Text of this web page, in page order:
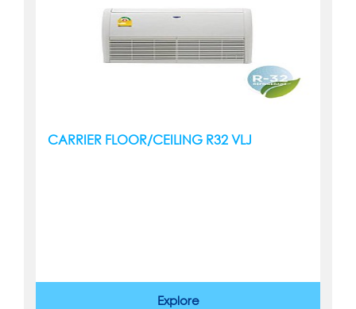
CARRIER FLOOR/CEILING R32 VLJ
Explore